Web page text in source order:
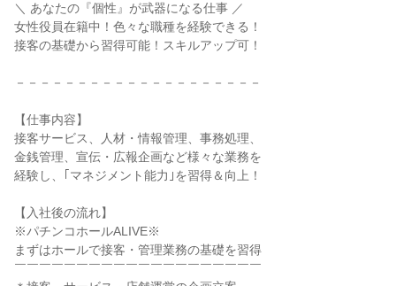
＼ あなたの『個性』が武器になる仕事 ／
女性役員在籍中！色々な職種を経験できる！
接客の基礎から習得可能！スキルアップ可！
－－－－－－－－－－－－－－－－－－－－
【仕事内容】
接客サービス、人材・情報管理、事務処理、
金銭管理、宣伝・広報企画など様々な業務を
経験し、｢マネジメント能力｣を習得＆向上！
【入社後の流れ】
※パチンコホールALIVE※
まずはホールで接客・管理業務の基礎を習得
￣￣￣￣￣￣￣￣￣￣￣￣￣￣￣￣￣￣￣￣